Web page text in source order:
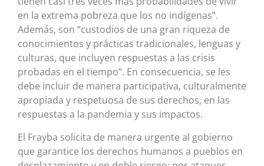
en la extrema pobreza que los no indígenas”.
Además, son “custodios de una gran riqueza de
conocimientos y prácticas tradicionales, lenguas y
culturas, que incluyen respuestas a las crisis
probadas en el tiempo”. En consecuencia, se les
debe incluir de manera participativa, culturalmente
apropiada y respetuosa de sus derechos, en las
respuestas a la pandemia y sus impactos.
El Frayba solicita de manera urgente al gobierno
que garantice los derechos humanos a pueblos en